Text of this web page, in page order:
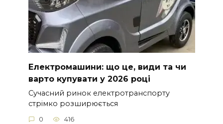
Електромашини: що це, види та чи
варто купувати у 2026 році
Сучасний ринок електротранспорту
стрімко розширюється
0 416